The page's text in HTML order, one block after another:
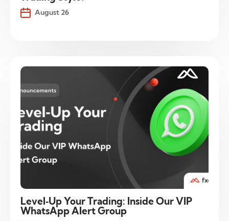
August 26
Level‑Up Your Trading: Inside Our VIP
WhatsApp Alert Group